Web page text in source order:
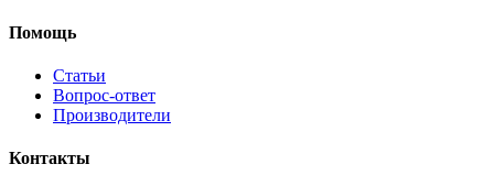
Помощь
Статьи
Вопрос-ответ
Производители
Контакты